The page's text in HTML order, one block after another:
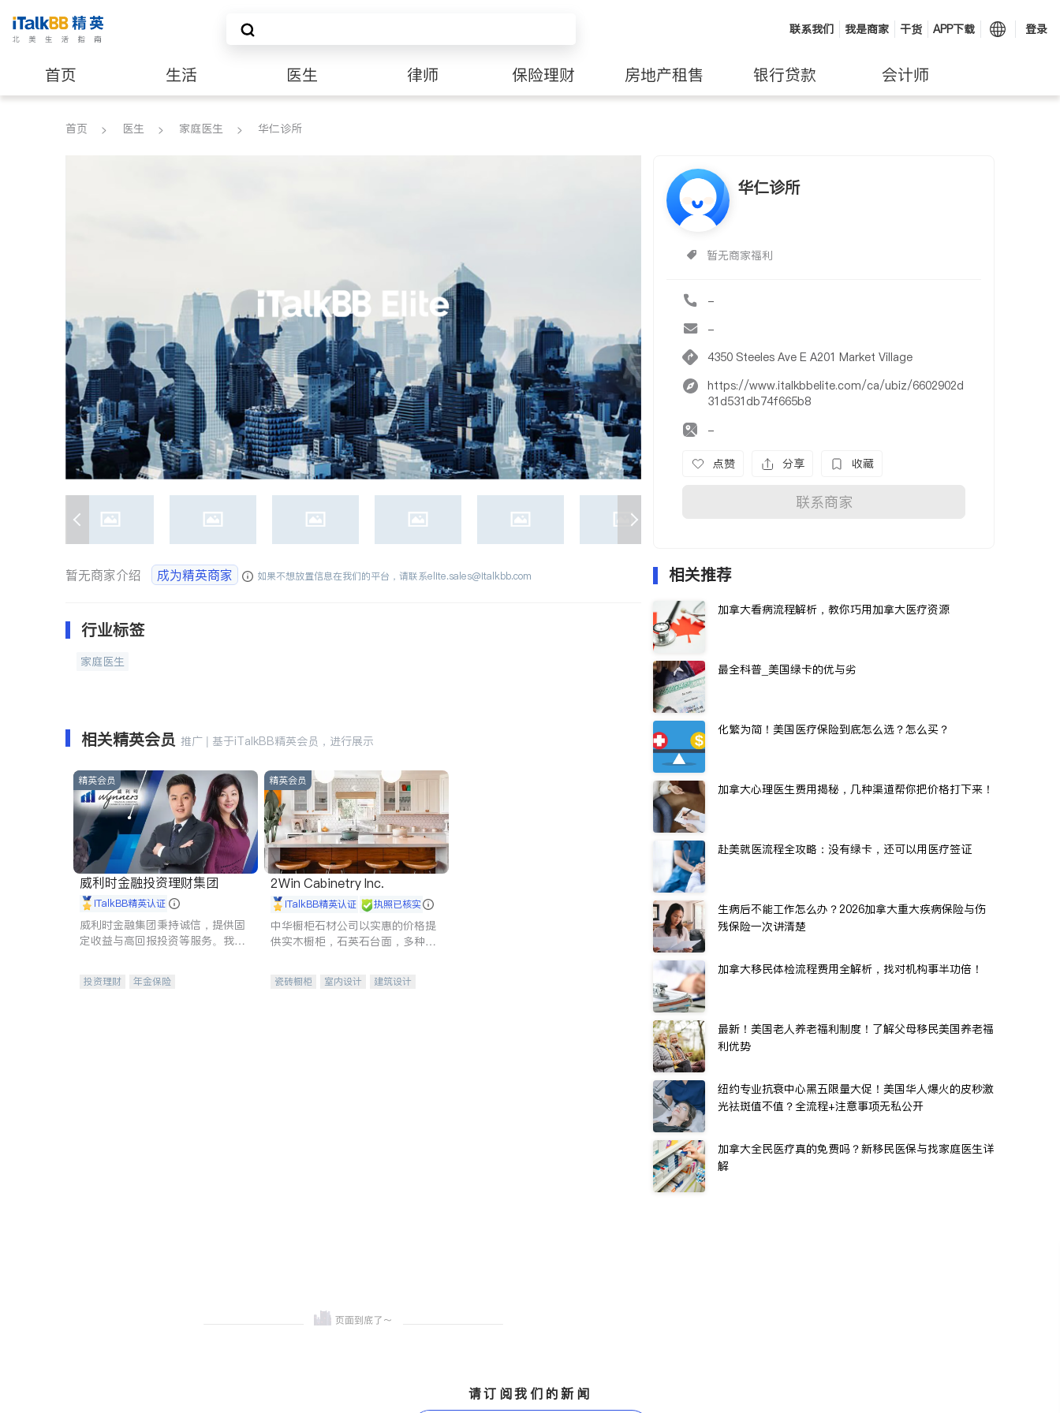
联系我们 我是商家 干货 APP下载 登录
首页 生活 医生 律师 保险理财 房地产租售 银行贷款 会计师
建筑装修
首页 医生 家庭医生 华仁诊所
华仁诊所
暂无商家福利
-
-
4350 Steeles Ave E A201 Market Village
https://www.italkbbelite.com/ca/ubiz/6602902d
31d531db74f665b8
-
点赞 分享 收藏
联系商家
暂无商家介绍 成为精英商家 如果不想放置信息在我们的平台，请联系elite.sales@italkbb.com
行业标签
家庭医生
相关精英会员 推广 | 基于iTalkBB精英会员，进行展示
精英会员
威利时金融投资理财集团
iTalkBB精英认证
威利时金融集团秉持诚信，提供固
定收益与高回报投资等服务。我们
元化组合，助力客户实现目标
投资理财
年金保险
精英会员
2Win Cabinetry Inc.
iTalkBB精英认证 执照已核实
中华橱柜石材公司以实惠的价格提
供实木橱柜，石英石台面，多种优
机。品质厨房，家的选择。
瓷砖橱柜 室内设计
建筑设计
相关推荐
加拿大看病流程解析，教你巧用加拿大医疗资源
最全科普_美国绿卡的优与劣
化繁为简！美国医疗保险到底怎么选？怎么买？
加拿大心理医生费用揭秘，几种渠道帮你把价格打下来！
赴美就医流程全攻略：没有绿卡，还可以用医疗签证
生病后不能工作怎么办？2026加拿大重大疾病保险与伤
残保险一次讲清楚
加拿大移民体检流程费用全解析，找对机构事半功倍！
最新！美国老人养老福利制度！了解父母移民美国养老福
利优势
纽约专业抗衰中心黑五限量大促！美国华人爆火的皮秒激
光祛斑值不值？全流程+注意事项无私公开
加拿大全民医疗真的免费吗？新移民医保与找家庭医生详
解
请订阅我们的新闻